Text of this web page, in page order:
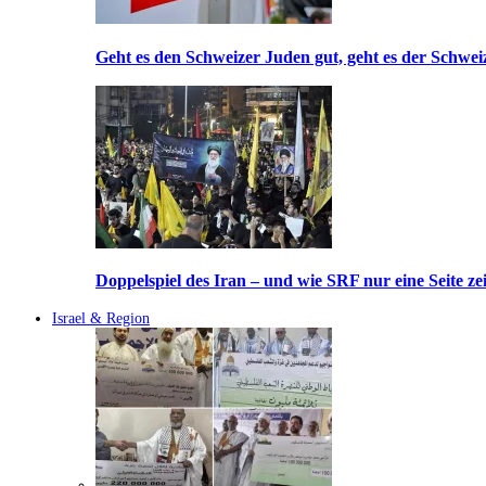
Geht es den Schweizer Juden gut, geht es der
Doppelspiel des Iran – und wie SRF nur eine Seite
Israel & Region